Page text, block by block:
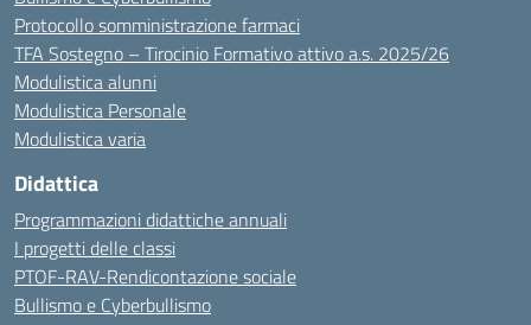
Protocollo somministrazione farmaci
TFA Sostegno – Tirocinio Formativo attivo a.s. 2025/26
Modulistica alunni
Modulistica Personale
Modulistica varia
Didattica
Programmazioni didattiche annuali
I progetti delle classi
PTOF-RAV-Rendicontazione sociale
Bullismo e Cyberbullismo